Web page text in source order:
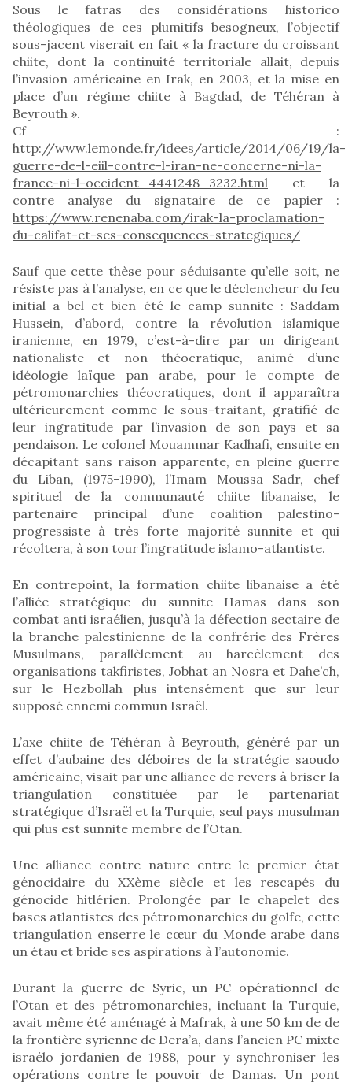
Sous le fatras des considérations historico
théologiques de ces plumitifs besogneux, l’objectif
sous-jacent viserait en fait « la fracture du croissant
chiite, dont la continuité territoriale allait, depuis
l’invasion américaine en Irak, en 2003, et la mise en
place d’un régime chiite à Bagdad, de Téhéran à
Beyrouth ».
Cf :
http://www.lemonde.fr/idees/article/2014/06/19/la-
guerre-de-l-eiil-contre-l-iran-ne-concerne-ni-la-
france-ni-l-occident_4441248_3232.html et la
contre analyse du signataire de ce papier :
https://www.renenaba.com/irak-la-proclamation-
du-califat-et-ses-consequences-strategiques/
Sauf que cette thèse pour séduisante qu’elle soit, ne
résiste pas à l’analyse, en ce que le déclencheur du feu
initial a bel et bien été le camp sunnite : Saddam
Hussein, d’abord, contre la révolution islamique
iranienne, en 1979, c’est-à-dire par un dirigeant
nationaliste et non théocratique, animé d’une
idéologie laïque pan arabe, pour le compte de
pétromonarchies théocratiques, dont il apparaîtra
ultérieurement comme le sous-traitant, gratifié de
leur ingratitude par l’invasion de son pays et sa
pendaison. Le colonel Mouammar Kadhafi, ensuite en
décapitant sans raison apparente, en pleine guerre
du Liban, (1975-1990), l’Imam Moussa Sadr, chef
spirituel de la communauté chiite libanaise, le
partenaire principal d’une coalition palestino-
progressiste à très forte majorité sunnite et qui
récoltera, à son tour l’ingratitude islamo-atlantiste.
En contrepoint, la formation chiite libanaise a été
l’alliée stratégique du sunnite Hamas dans son
combat anti israélien, jusqu’à la défection sectaire de
la branche palestinienne de la confrérie des Frères
Musulmans, parallèlement au harcèlement des
organisations takfiristes, Jobhat an Nosra et Dahe’ch,
sur le Hezbollah plus intensément que sur leur
supposé ennemi commun Israël.
L’axe chiite de Téhéran à Beyrouth, généré par un
effet d’aubaine des déboires de la stratégie saoudo
américaine, visait par une alliance de revers à briser la
triangulation constituée par le partenariat
stratégique d’Israël et la Turquie, seul pays musulman
qui plus est sunnite membre de l’Otan.
Une alliance contre nature entre le premier état
génocidaire du XXème siècle et les rescapés du
génocide hitlérien. Prolongée par le chapelet des
bases atlantistes des pétromonarchies du golfe, cette
triangulation enserre le cœur du Monde arabe dans
un étau et bride ses aspirations à l’autonomie.
Durant la guerre de Syrie, un PC opérationnel de
l’Otan et des pétromonarchies, incluant la Turquie,
avait même été aménagé à Mafrak, à une 50 km de de
la frontière syrienne de Dera’a, dans l’ancien PC mixte
israélo jordanien de 1988, pour y synchroniser les
opérations contre le pouvoir de Damas. Un pont